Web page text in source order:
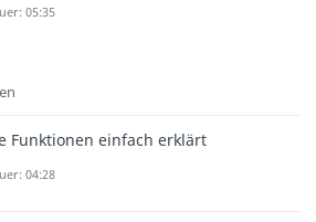
05:35
Funktionen einfach erklärt
04:28